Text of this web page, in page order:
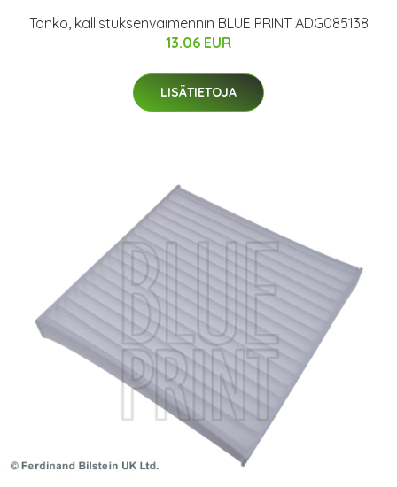
Tanko, kallistuksenvaimennin BLUE PRINT ADG085138
13.06 EUR
LISÄTIETOJA